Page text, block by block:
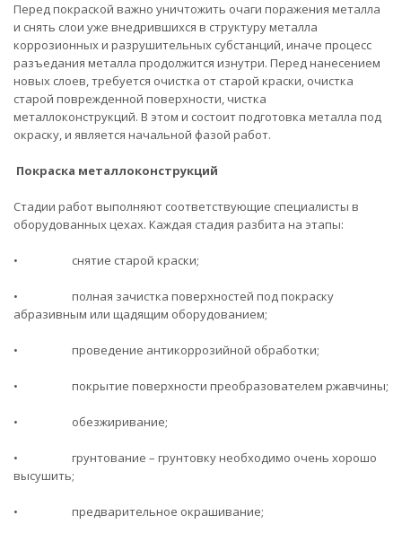
Перед покраской важно уничтожить очаги поражения металла
и снять слои уже внедрившихся в структуру металла
коррозионных и разрушительных субстанций, иначе процесс
разъедания металла продолжится изнутри. Перед нанесением
новых слоев, требуется очистка от старой краски, очистка
старой поврежденной поверхности, чистка
металлоконструкций. В этом и состоит подготовка металла под
окраску, и является начальной фазой работ.
Покраска металлоконструкций
Стадии работ выполняют соответствующие специалисты в
оборудованных цехах. Каждая стадия разбита на этапы:
• снятие старой краски;
• полная зачистка поверхностей под покраску
абразивным или щадящим оборудованием;
• проведение антикоррозийной обработки;
• покрытие поверхности преобразователем ржавчины;
• обезжиривание;
• грунтование – грунтовку необходимо очень хорошо
высушить;
• предварительное окрашивание;